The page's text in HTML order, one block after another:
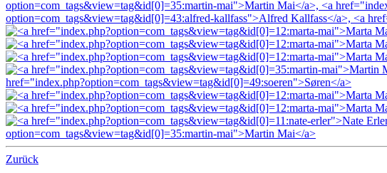
Zurück